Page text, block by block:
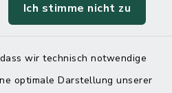
Ich stimme nicht zu
wir technisch notwendige
optimale Darstellung unserer
Kontakt